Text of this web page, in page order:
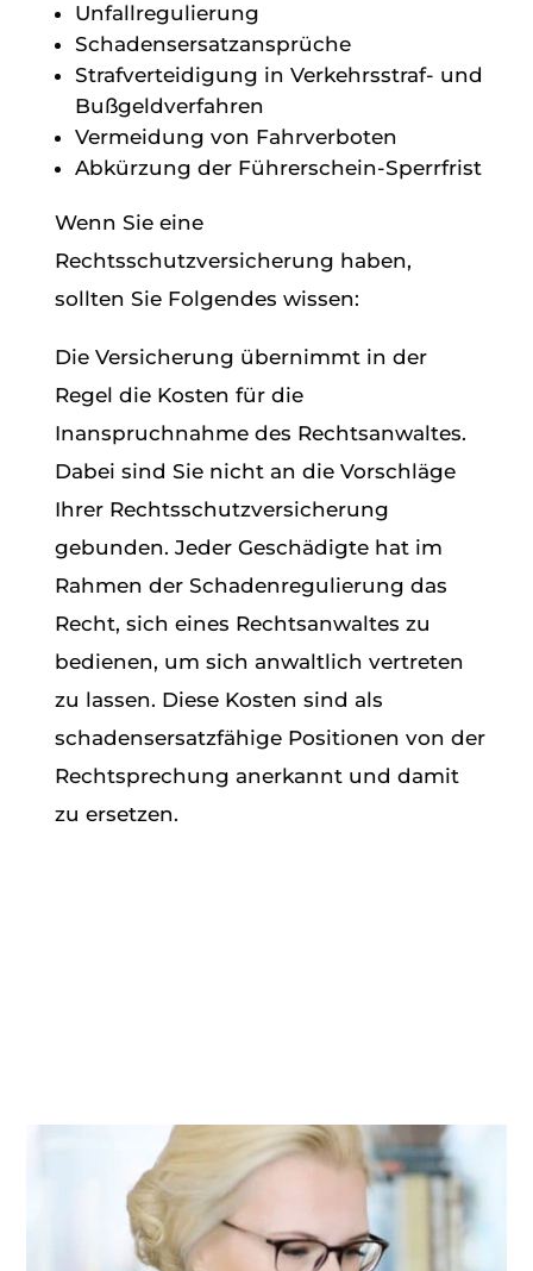
Unfallregulierung
Schadensersatzansprüche
Strafverteidigung in Verkehrsstraf- und
Bußgeldverfahren
Vermeidung von Fahrverboten
Abkürzung der Führerschein-Sperrfrist
Wenn Sie eine
Rechtsschutzversicherung haben,
sollten Sie Folgendes wissen:
Die Versicherung übernimmt in der
Regel die Kosten für die
Inanspruchnahme des Rechtsanwaltes.
Dabei sind Sie nicht an die Vorschläge
Ihrer Rechtsschutzversicherung
gebunden. Jeder Geschädigte hat im
Rahmen der Schadenregulierung das
Recht, sich eines Rechtsanwaltes zu
bedienen, um sich anwaltlich vertreten
zu lassen. Diese Kosten sind als
schadensersatzfähige Positionen von der
Rechtsprechung anerkannt und damit
zu ersetzen.